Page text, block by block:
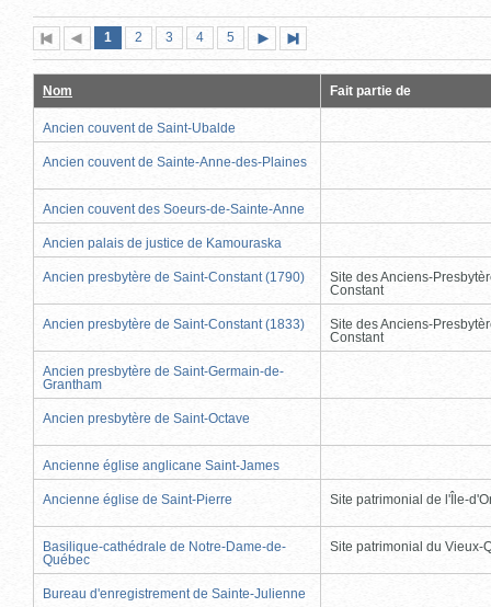
Première
page
Page
précédente
Page
1 (page
actuelle)
Page
2 Page
3 Page
4 Page
5
suivante
page
Nom Fait partie de
Ancien couvent de Saint-Ubalde
Ancien couvent de Sainte-Anne-des-Plaines
Ancien couvent des Soeurs-de-Sainte-Anne
Ancien palais de justice de Kamouraska
Ancien presbytère de Saint-Constant (1790)
Site des Anciens-
Constant
Ancien presbytère de Saint-Constant (1833)
Site des Anciens-
Constant
Ancien presbytère de Saint-Germain-de-
Grantham
Ancien presbytère de Saint-Octave
Ancienne église anglicane Saint-James
Ancienne église de Saint-Pierre Site patrimonial de l'Île-
Basilique-cathédrale de Notre-Dame-de-
Québec
Site patrimonial du Vieux-
Bureau d'enregistrement de Sainte-Julienne